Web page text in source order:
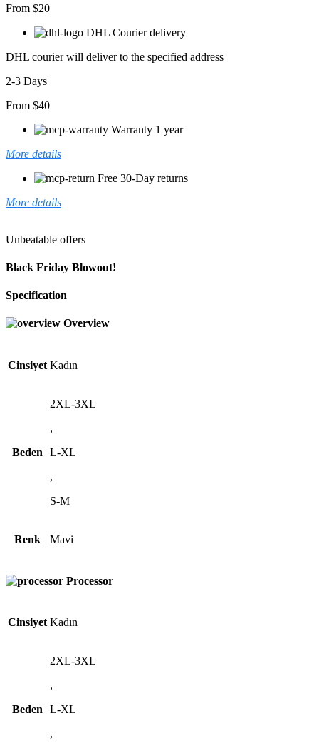
From $20
DHL Courier delivery
DHL courier will deliver to the specified address
2-3 Days
From $40
Warranty 1 year
More details
Free 30-Day returns
More details
Unbeatable offers
Black Friday Blowout!
Specification
Overview
Cinsiyet Kadın
Beden
2XL-3XL
,
L-XL
,
S-M
Renk Mavi
Processor
Cinsiyet Kadın
Beden
2XL-3XL
,
L-XL
,